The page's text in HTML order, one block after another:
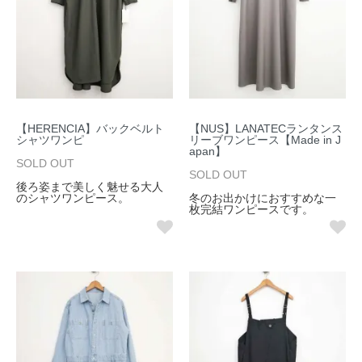
【HERENCIA】バックベルト
シャツワンピ
SOLD OUT
後ろ姿まで美しく魅せる大人
のシャツワンピース。
【NUS】LANATECランタンス
リーブワンピース【Made in J
apan】
SOLD OUT
冬のお出かけにおすすめな一
枚完結ワンピースです。